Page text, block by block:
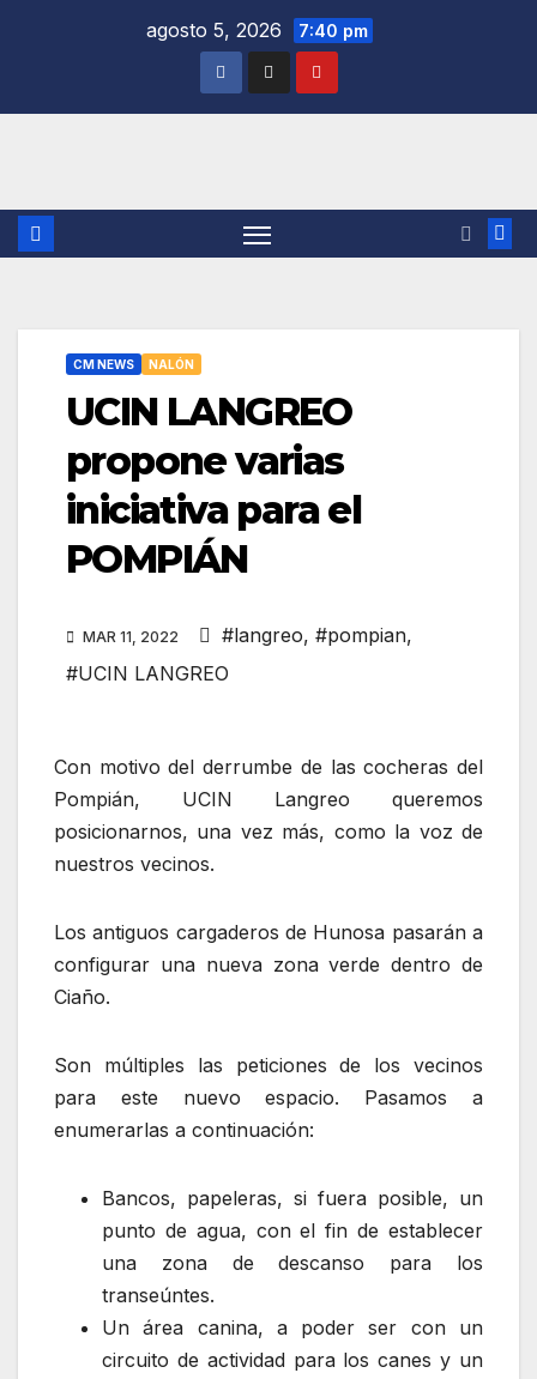
agosto 5, 2026 7:40 pm
CM NEWS NALÓN
UCIN LANGREO
propone varias
iniciativa para el
POMPIÁN
MAR 11, 2022 #langreo, #pompian,
#UCIN LANGREO
Con motivo del derrumbe de las cocheras del
Pompián, UCIN Langreo queremos
posicionarnos, una vez más, como la voz de
nuestros vecinos.
Los antiguos cargaderos de Hunosa pasarán a
configurar una nueva zona verde dentro de
Ciaño.
Son múltiples las peticiones de los vecinos
para este nuevo espacio. Pasamos a
enumerarlas a continuación:
Bancos, papeleras, si fuera posible, un
punto de agua, con el fin de establecer
una zona de descanso para los
transeúntes.
Un área canina, a poder ser con un
circuito de actividad para los canes y un